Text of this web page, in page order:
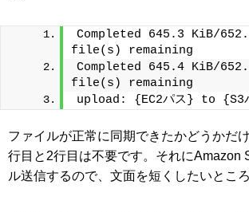
Completed 645.3 KiB/
file(s) remaining
Completed 645.4 KiB/
file(s) remaining
upload: {EC2パス} to {S3
ファイルが正常に同期できたかどうかだ
行目と2行目は不要です。それにAmazon
ル送信するので、文面を短くしたいところ